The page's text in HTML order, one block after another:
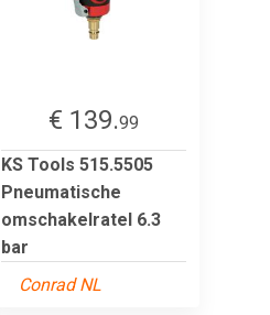
€ 139.99
KS Tools 515.5505
Pneumatische
omschakelratel 6.3
bar
Conrad NL